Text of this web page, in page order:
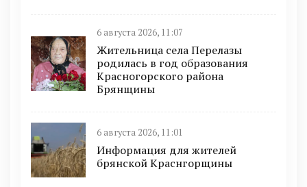
6 августа 2026, 11:07
Жительница села Перелазы
родилась в год образования
Красногорского района
Брянщины
6 августа 2026, 11:01
Информация для жителей
брянской Краснгорщины